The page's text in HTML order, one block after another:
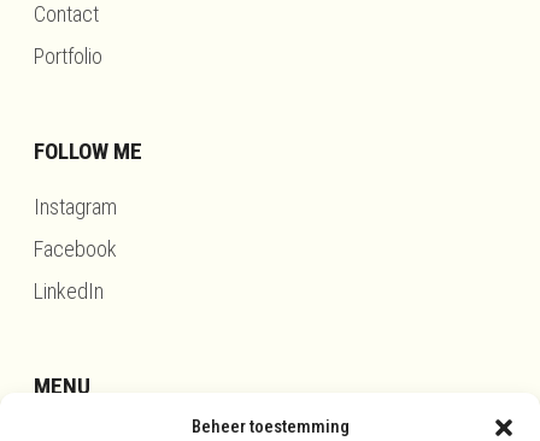
Beheer toestemming
Contact
Portfolio
FOLLOW ME
Instagram
Facebook
LinkedIn
MENU